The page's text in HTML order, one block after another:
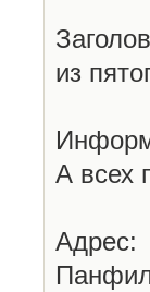
из
А всех
Адрес: